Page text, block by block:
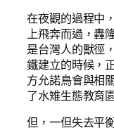
在夜觀的過程中
上飛奔而過，轟
是台灣人的獸徑
鐵建立的時候，
方允諾鳥會與相
了水雉生態教育
但，一但失去平